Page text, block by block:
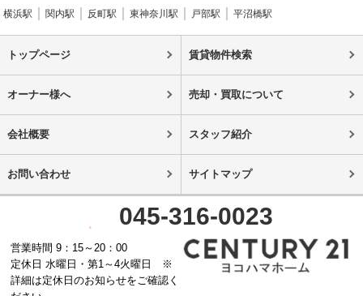
横浜駅 関内駅 反町駅 東神奈川駅 戸部駅 平沼橋駅
トップページ 賃貸物件検索
オーナー様へ 売却・買取について
会社概要 スタッフ紹介
お問い合わせ サイトマップ
045-316-0023
営業時間 9：15～20：00
定休日 水曜日・第1～4火曜日 ※
詳細は定休日のお知らせをご確認く